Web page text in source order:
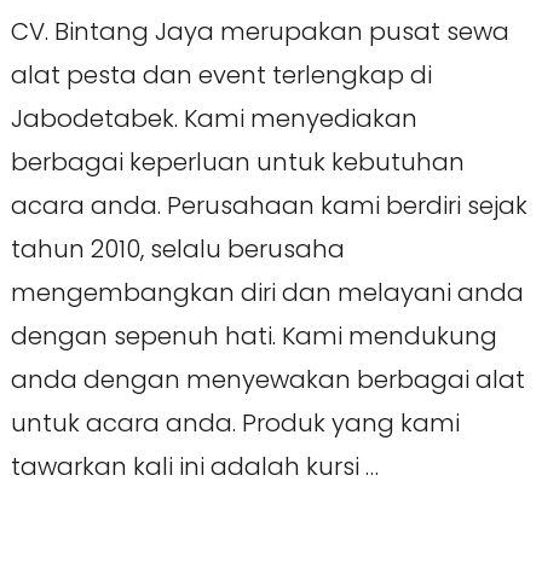
CV. Bintang Jaya merupakan pusat sewa
alat pesta dan event terlengkap di
Jabodetabek. Kami menyediakan
berbagai keperluan untuk kebutuhan
acara anda. Perusahaan kami berdiri sejak
tahun 2010, selalu berusaha
mengembangkan diri dan melayani anda
dengan sepenuh hati. Kami mendukung
anda dengan menyewakan berbagai alat
untuk acara anda. Produk yang kami
tawarkan kali ini adalah kursi …